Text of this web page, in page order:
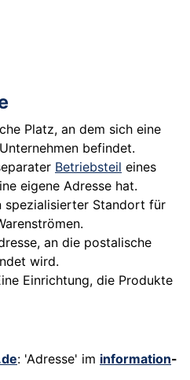
Platz, an dem sich eine
befindet.
Betriebsteil eines
eigene Adresse hat.
spezialisierter Standort für
an die postalische
wird.
Einrichtung, die Produkte
: 'Adresse' im information-